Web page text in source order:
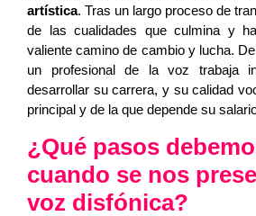
artística. Tras un largo proceso de
de las cualidades que culmina y
valiente camino de cambio y lucha.
un profesional de la voz trabaja
desarrollar su carrera, y su calidad
principal y de la que depende su
¿Qué pasos
cuando se nos
voz disfónica?